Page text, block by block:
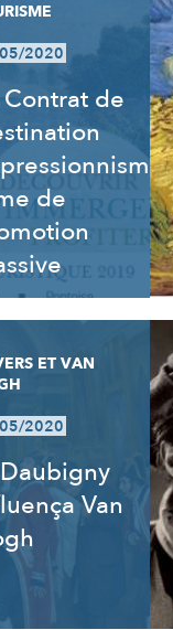
2020
Contrat de
de
ET VAN
2020
Van